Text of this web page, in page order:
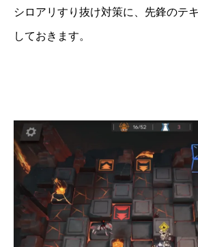
シロアリすり抜け対策に、先鋒のテ
しておきます。